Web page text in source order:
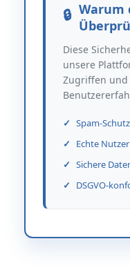
Warum
Diese
unsere
Zugriffen
Spam-Schutz
Echte Nutzer
Sichere
DSGVO-